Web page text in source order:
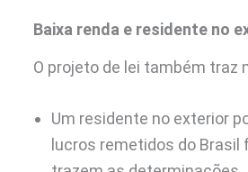
Baixa renda e residente no
O projeto de lei também traz
Um residente no exterior
lucros remetidos do Brasil